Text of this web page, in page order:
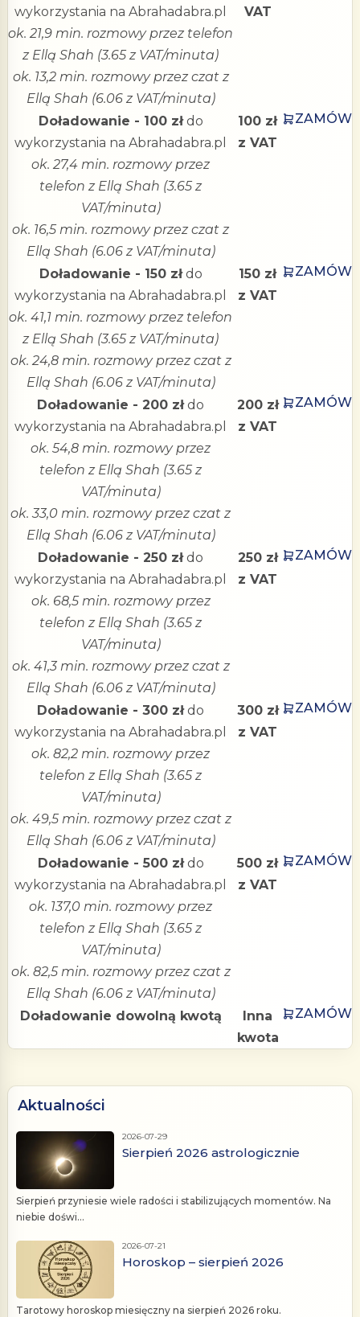
wykorzystania na Abrahadabra.pl
ok. 21,9 min. rozmowy przez telefon
z Ellą Shah (3.65 z VAT/minuta)
ok. 13,2 min. rozmowy przez czat z
Ellą Shah (6.06 z VAT/minuta)
VAT
Doładowanie - 100 złdo
wykorzystania na Abrahadabra.pl
ok. 27,4 min. rozmowy przez
telefon z Ellą Shah (3.65 z
VAT/minuta)
ok. 16,5 min. rozmowy przez czat z
Ellą Shah (6.06 z VAT/minuta)
100 zł
z VAT
ZAMÓW
Doładowanie - 150 złdo
wykorzystania na Abrahadabra.pl
ok. 41,1 min. rozmowy przez telefon
z Ellą Shah (3.65 z VAT/minuta)
ok. 24,8 min. rozmowy przez czat z
Ellą Shah (6.06 z VAT/minuta)
150 zł
z VAT
ZAMÓW
Doładowanie - 200 złdo
wykorzystania na Abrahadabra.pl
ok. 54,8 min. rozmowy przez
telefon z Ellą Shah (3.65 z
VAT/minuta)
ok. 33,0 min. rozmowy przez czat z
Ellą Shah (6.06 z VAT/minuta)
200 zł
z VAT
ZAMÓW
Doładowanie - 250 złdo
wykorzystania na Abrahadabra.pl
ok. 68,5 min. rozmowy przez
telefon z Ellą Shah (3.65 z
VAT/minuta)
ok. 41,3 min. rozmowy przez czat z
Ellą Shah (6.06 z VAT/minuta)
250 zł
z VAT
ZAMÓW
Doładowanie - 300 złdo
wykorzystania na Abrahadabra.pl
ok. 82,2 min. rozmowy przez
telefon z Ellą Shah (3.65 z
VAT/minuta)
ok. 49,5 min. rozmowy przez czat z
Ellą Shah (6.06 z VAT/minuta)
300 zł
z VAT
ZAMÓW
Doładowanie - 500 złdo
wykorzystania na Abrahadabra.pl
ok. 137,0 min. rozmowy przez
telefon z Ellą Shah (3.65 z
VAT/minuta)
ok. 82,5 min. rozmowy przez czat z
Ellą Shah (6.06 z VAT/minuta)
500 zł
z VAT
ZAMÓW
Doładowanie dowolną kwotą
Inna
kwota
ZAMÓW
Aktualności
2026-07-29
Sierpień 2026 astrologicznie
Sierpień przyniesie wiele radości i stabilizujących momentów. Na
niebie doświ...
2026-07-21
Horoskop – sierpień 2026
Tarotowy horoskop miesięczny na sierpień 2026 roku.